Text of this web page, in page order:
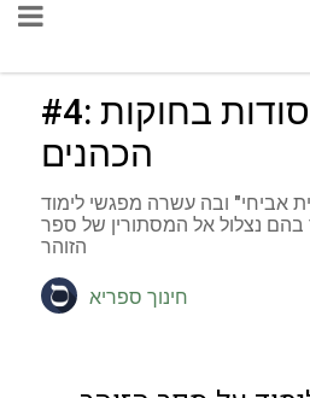
#4: סודות בחוקות
הכהנים
"בית אביחי" ובה עשרה מפגשי לימוד
נצלול אל המסתורין של ספר
הזוהר
חינוך ספריא